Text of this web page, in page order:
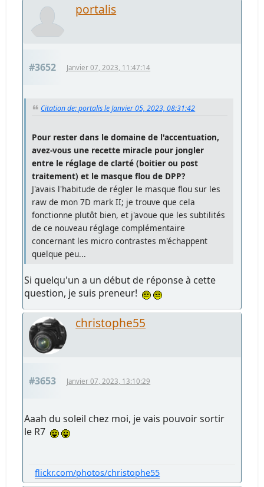
portalis
#3652 Janvier 07, 2023, 11:47:14
Citation de: portalis le Janvier 05, 2023, 08:31:42
Pour rester dans le domaine de l'accentuation,
avez-vous une recette miracle pour jongler
entre le réglage de clarté (boitier ou post
traitement) et le masque flou de DPP?
J'avais l'habitude de régler le masque flou sur les
raw de mon 7D mark II; je trouve que cela
fonctionne plutôt bien, et j'avoue que les subtilités
de ce nouveau réglage complémentaire
concernant les micro contrastes m'échappent
quelque peu...
Si quelqu'un a un début de réponse à cette
question, je suis preneur!
christophe55
#3653 Janvier 07, 2023, 13:10:29
Aaah du soleil chez moi, je vais pouvoir sortir
le R7
flickr.com/photos/christophe55